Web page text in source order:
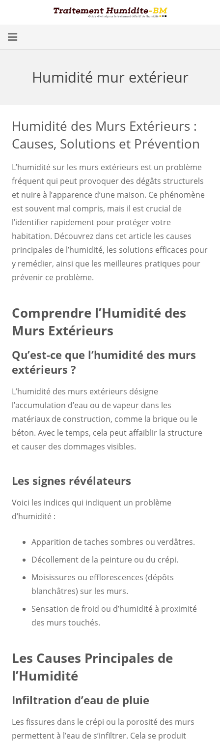
Conséquences
Humidité dans les Caves
Blog
Diagnostic gratuit
Humidité mur extérieur
Humidité des Murs Extérieurs :
Causes, Solutions et Prévention
L’humidité sur les murs extérieurs est un problème
fréquent qui peut provoquer des dégâts structurels
et nuire à l’apparence d’une maison. Ce phénomène
est souvent mal compris, mais il est crucial de
l’identifier rapidement pour protéger votre
habitation. Découvrez dans cet article les causes
principales de l’humidité, les solutions efficaces pour
y remédier, ainsi que les meilleures pratiques pour
prévenir ce problème.
Comprendre l’Humidité des
Murs Extérieurs
Qu’est-ce que l’humidité des murs
extérieurs ?
L’humidité des murs extérieurs désigne
l’accumulation d’eau ou de vapeur dans les
matériaux de construction, comme la brique ou le
béton. Avec le temps, cela peut affaiblir la structure
et causer des dommages visibles.
Les signes révélateurs
Voici les indices qui indiquent un problème
d’humidité :
Apparition de taches sombres ou verdâtres.
Décollement de la peinture ou du crépi.
Moisissures ou efflorescences (dépôts
blanchâtres) sur les murs.
Sensation de froid ou d’humidité à proximité
des murs touchés.
Les Causes Principales de
l’Humidité
Infiltration d’eau de pluie
Les fissures dans le crépi ou la porosité des murs
permettent à l’eau de s’infiltrer. Cela se produit